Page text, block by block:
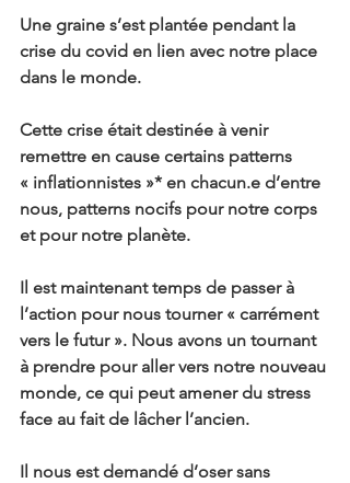
Une graine s’est plantée pendant la
crise du covid en lien avec notre place
dans le monde.
Cette crise était destinée à venir
remettre en cause certains patterns
« inflationnistes »* en chacun.e d’entre
nous, patterns nocifs pour notre corps
et pour notre planète.
Il est maintenant temps de passer à
l’action pour nous tourner « carrément
vers le futur ». Nous avons un tournant
à prendre pour aller vers notre nouveau
monde, ce qui peut amener du stress
face au fait de lâcher l’ancien.
Il nous est demandé d’oser sans